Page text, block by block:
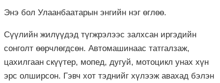
Энэ бол Улаанбаатарын энгийн нэг өглөө.
Сүүлийн жилүүдэд түгжрэлээс залхсан иргэдийн
сонголт өөрчлөгдсөн. Автомашинаас татгалзаж,
цахилгаан скүүтер, мопед, дугуй, мотоцикл унах хүн
эрс олширсон. Гэвч хот тэднийг хүлээж авахад бэлэн